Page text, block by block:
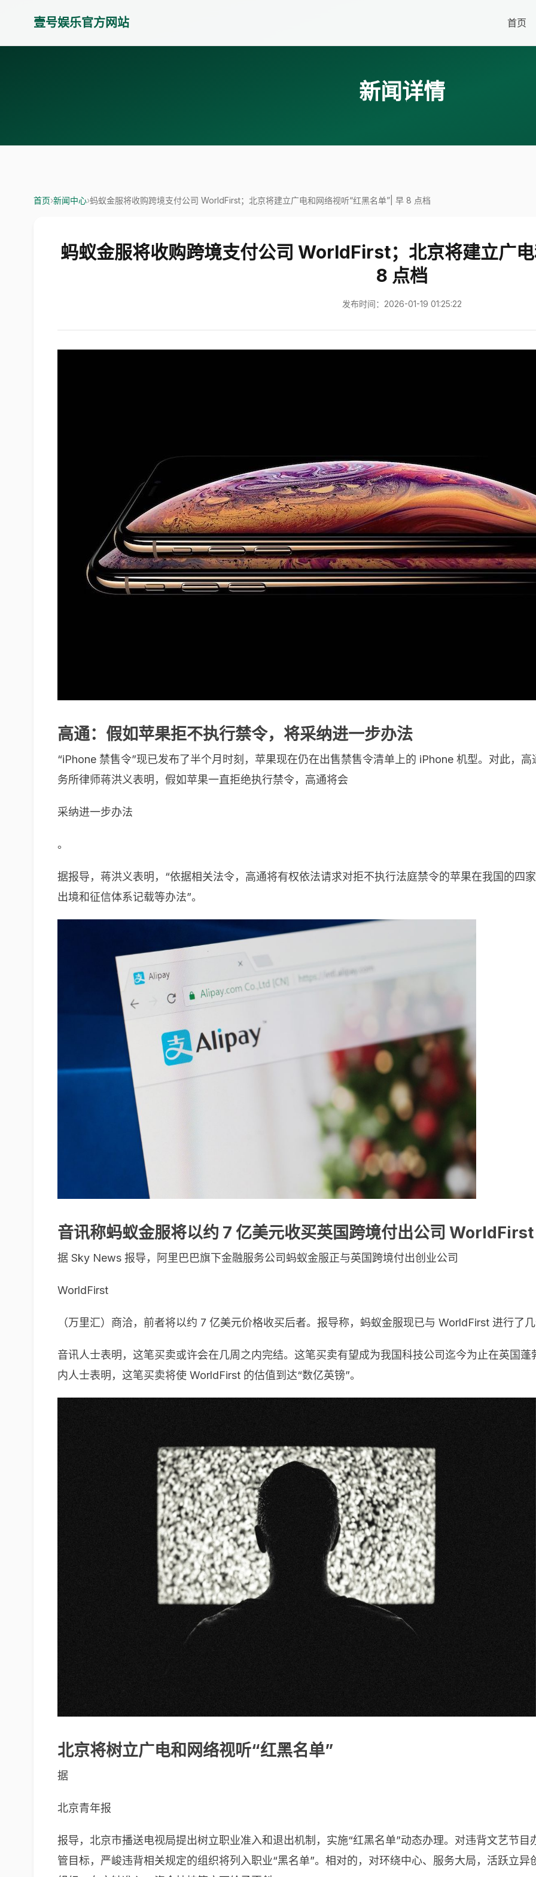
壹号娱乐官方网站 首页
新闻详情
首页›新闻中心›蚂蚁金服将收购跨境支付公司 WorldFirst；北京将建立广电和网络视听“红黑名单”| 早 8 点档
蚂蚁金服将收购跨境支付公司 WorldFirst；北京将建立广
8 点档
发布时间：2026-01-19 01:25:22
高通：假如苹果拒不执行禁令，将采纳进一步办法
“iPhone 禁售令”现已发布了半个月时刻，苹果现在仍在出售禁售令清单上的 iPhone 机型。对此，
务所律师蒋洪义表明，假如苹果一直拒绝执行禁令，高通将会
采纳进一步办法
。
据报导，蒋洪义表明，“依据相关法令，高通将有权依法请求对拒不执行法庭禁令的苹果在我国的四
出境和征信体系记载等办法”。
音讯称蚂蚁金服将以约 7 亿美元收买英国跨境付出公司 WorldFirst
据 Sky News 报导，阿里巴巴旗下金融服务公司蚂蚁金服正与英国跨境付出创业公司
WorldFirst
（万里汇）商洽，前者将以约 7 亿美元价格收买后者。报导称，蚂蚁金服现已与 WorldFirst 进行了几
音讯人士表明，这笔买卖或许会在几周之内完结。这笔买卖有望成为我国科技公司迄今为止在英国
内人士表明，这笔买卖将使 WorldFirst 的估值到达“数亿英镑”。
北京将树立广电和网络视听“红黑名单”
据
北京青年报
报导，北京市播送电视局提出树立职业准入和退出机制，实施“红黑名单”动态办理。对违背文艺节
管目标，严峻违背相关规定的组织将列入职业“黑名单”。相对的，对环绕中心、服务大局，活跃立